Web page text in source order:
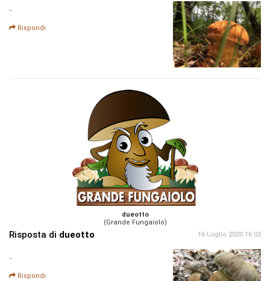
..
Rispondi
dueotto
(Grande Fungaiolo)
Risposta di dueotto 16 Luglio 2020 16:02
..
Rispondi